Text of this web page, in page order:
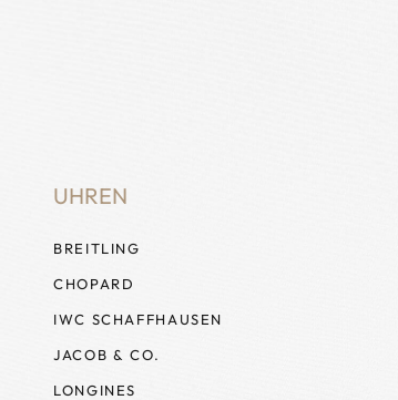
UHREN
BREITLING
CHOPARD
IWC SCHAFFHAUSEN
JACOB & CO.
LONGINES